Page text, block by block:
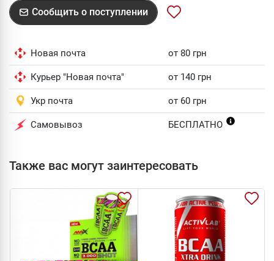
Сообщить о поступлении
Новая почта от 80 грн
Курьер "Новая почта" от 140 грн
Укр почта от 60 грн
Самовывоз БЕСПЛАТНО
Также вас могут заинтересовать